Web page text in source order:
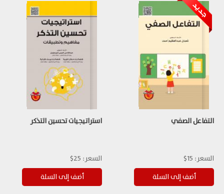
التفاعل الصفي
السعر: 15$
استراتيجيات تحسين التذكر
السعر: 25$